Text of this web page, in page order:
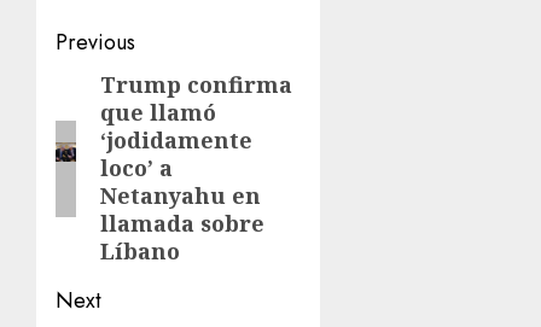
Previous
Trump confirma
que llamó
‘jodidamente
loco’ a
Netanyahu en
llamada sobre
Líbano
Next